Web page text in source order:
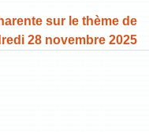
sur le thème de
28 novembre 2025